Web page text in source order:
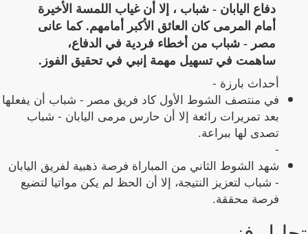
دفاع اليابان - شباب ، إلا أن غياب اللمسة الأخيرة
أمام المرمى كان العائق الأكبر أمامهم. كما عانى
مصر - شباب من أخطاء فردية في الدفاع،
ساهمت في تسهيل مهمة إنبي في تحقيق الفوز.
أحداث بارزة -
في منتصف الشوط الأول كاد فريق مصر - شباب أن يفعلها
بعد تمريرات رائعة إلا أن حارس مرمى اليابان - شباب
تصدى لها ببراعة.
-
شهد الشوط الثاني من المباراة فرصة ذهبية لفريق اليابان
- شباب لتعزيز النتيجة، إلا أن الحظ لم يكن مواتيا لتضيع
فرصة محققة.